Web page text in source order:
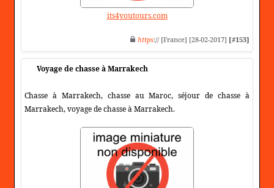
its4youtours.com
https:// [France] [28-02-2017] [#153]
Voyage de chasse à Marrakech
Chasse à Marrakech, chasse au Maroc, séjour de chasse à
Marrakech, voyage de chasse à Marrakech.